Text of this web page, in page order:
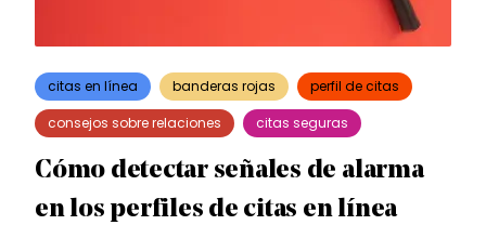
citas en línea banderas rojas
perfil de citas
consejos sobre relaciones
citas seguras
Cómo detectar señales de alarma
en los perfiles de citas en línea